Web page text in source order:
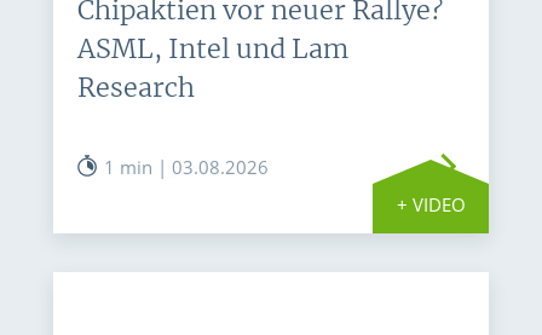
Chipaktien vor neuer Rallye?
ASML, Intel und Lam
Research
1 min | 03.08.2026
+ VIDEO